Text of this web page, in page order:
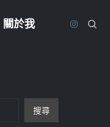
關於我
搜尋